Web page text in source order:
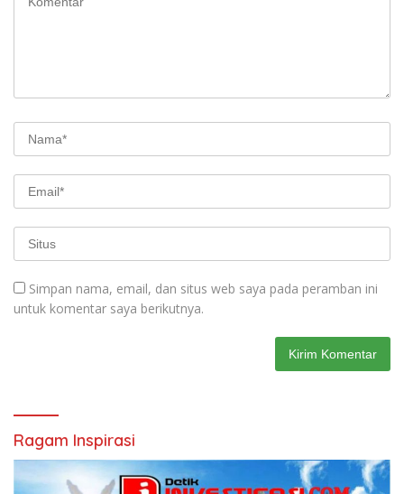
Simpan nama, email, dan situs web saya pada peramban ini
untuk komentar saya berikutnya.
Ragam Inspirasi